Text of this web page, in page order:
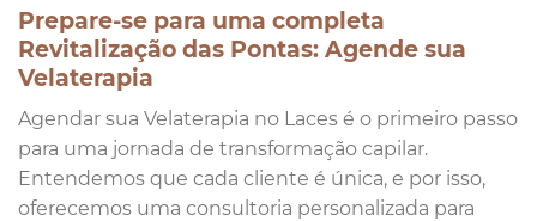
Prepare-se para uma completa
Revitalização das Pontas: Agende sua
Velaterapia
Agendar sua Velaterapia no Laces é o primeiro passo
para uma jornada de transformação capilar.
Entendemos que cada cliente é única, e por isso,
oferecemos uma consultoria personalizada para